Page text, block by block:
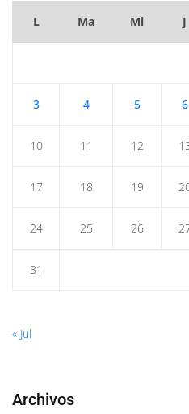
L Ma Mi J
3 4 5 6
10 11 12
17 18 19
24 25 26
31
« Jul
Archivos